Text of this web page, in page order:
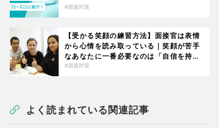
面接対策
【受かる笑顔の練習方法】面接官は表情
から心情を読み取っている｜笑顔が苦手
なあなたに一番必要なのは「自信を持つ
事」だった
面接対策
よく読まれている関連記事